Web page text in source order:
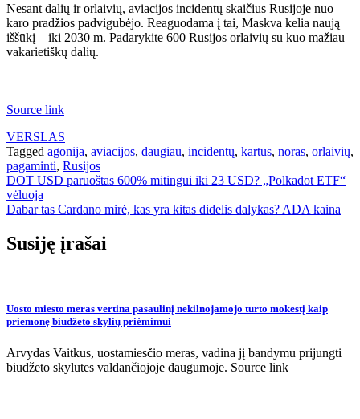
Nesant dalių ir orlaivių, aviacijos incidentų skaičius Rusijoje nuo
karo pradžios padvigubėjo. Reaguodama į tai, Maskva kelia naują
iššūkį – iki 2030 m. Padarykite 600 Rusijos orlaivių su kuo mažiau
vakarietiškų dalių.
Source link
VERSLAS
Tagged agonija, aviacijos, daugiau, incidentų, kartus, noras, orlaivių,
pagaminti, Rusijos
Navigacija
tarp
DOT USD paruoštas 600% mitingui iki 23 USD? „Polkadot ETF“
vėluoja
Dabar tas Cardano mirė, kas yra kitas didelis dalykas? ADA kaina
Susiję įrašai
Uosto miesto meras vertina pasaulinį nekilnojamojo turto mokestį kaip
priemonę biudžeto skylių priėmimui
Arvydas Vaitkus, uostamiesčio meras, vadina jį bandymu prijungti
biudžeto skylutes valdančiojoje daugumoje. Source link